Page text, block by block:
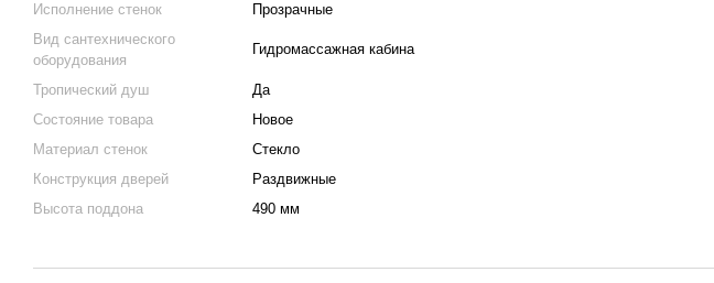
Исполнение стенок
Прозрачные
Вид сантехнического
оборудования
Гидромассажная кабина
Тропический душ
Да
Состояние товара
Новое
Материал стенок
Стекло
Конструкция дверей
Раздвижные
Высота поддона
490 мм